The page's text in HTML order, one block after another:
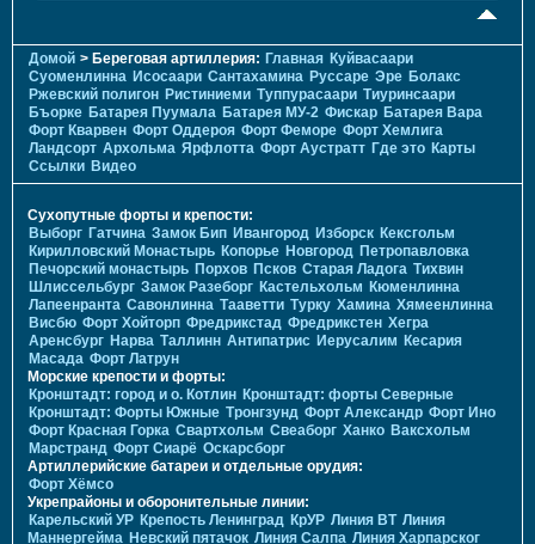
Домой > Береговая артиллерия: Главная Куйвасаари
Суоменлиннa Исосаари Сантахамина Руссаре Эре Болакс
Ржевский полигон Ристиниеми Туппурасаари Тиуринсаари
Бъорке Батарея Пуумала Батарея МУ-2 Фискар Батарея Вара
Форт Кварвен Форт Оддероя Форт Феморе Форт Хемлига
Ландсорт Архольма Ярфлотта Форт Аустратт Где это Карты
Ссылки Видео
Сухопутные форты и крепости:
Выборг Гатчина Замок Бип Ивангород Изборск Кексгольм
Кирилловский Монастырь Копорье Новгород Петропавловка
Печорcкий монастырь Порхов Псков Старая Ладога Тихвин
Шлиссельбург Замок Разеборг Кастельхольм Кюменлинна
Лапеенранта Савонлинна Тааветти Турку Хамина Хямеенлинна
Висбю Форт Хойторп Фредрикстад Фредрикстен Хегра
Аренсбург Нарва Таллинн Антипатрис Иерусалим Кесария
Масада Форт Латрун
Морские крепости и форты:
Кронштадт: город и о. Котлин Кронштадт: форты Северные
Кронштадт: Форты Южные Тронгзунд Форт Александр Форт Ино
Форт Красная Горка Свартхольм Свеаборг Ханко Ваксхольм
Марстранд Форт Сиарё Оскарсборг
Артиллерийские батареи и отдельные орудия:
Форт Хёмсо
Укрепрайоны и оборонительные линии:
Карельский УР Крепость Ленинград КрУР Линия ВТ Линия
Маннергейма Невский пятачок Линия Салпа Линия Харпарског